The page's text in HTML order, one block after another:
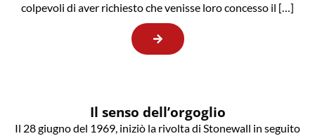
colpevoli di aver richiesto che venisse loro concesso il […]
Il senso dell’orgoglio
Il 28 giugno del 1969, iniziò la rivolta di Stonewall in seguito